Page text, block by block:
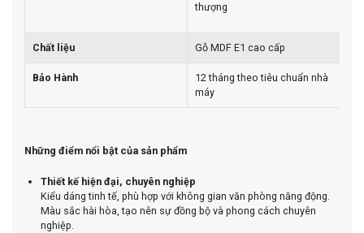
thượng
Chất liệu Gỗ MDF E1 cao cấp
Bảo Hành
12 tháng theo tiêu chuẩn nhà
máy
Những điểm nổi bật của sản phẩm
Thiết kế hiện đại, chuyên nghiệp
Kiểu dáng tinh tế, phù hợp với không gian văn phòng năng động.
Màu sắc hài hòa, tạo nên sự đồng bộ và phong cách chuyên
nghiệp.